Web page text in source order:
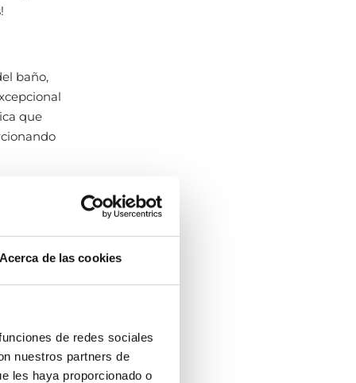
Acerca de las cookies
de redes sociales
nuestros partners de
les haya proporcionado o
baño,
que
al baño.
estética